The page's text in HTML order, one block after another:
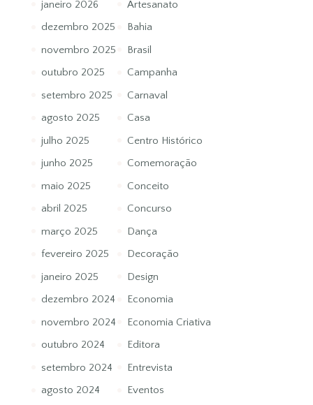
janeiro 2026
dezembro 2025
novembro 2025
outubro 2025
setembro 2025
agosto 2025
julho 2025
junho 2025
maio 2025
abril 2025
março 2025
fevereiro 2025
janeiro 2025
dezembro 2024
novembro 2024
outubro 2024
setembro 2024
agosto 2024
Artesanato
Bahia
Brasil
Campanha
Carnaval
Casa
Centro Histórico
Comemoração
Conceito
Concurso
Dança
Decoração
Design
Economia
Economia Criativa
Editora
Entrevista
Eventos